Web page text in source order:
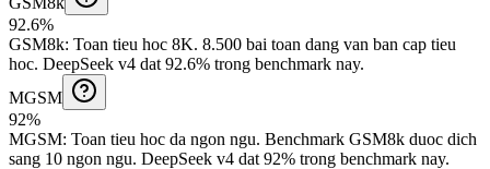
92.6%
GSM8k: Toan tieu hoc 8K. 8.500 bai toan dang van ban cap tieu
hoc. DeepSeek v4 dat 92.6% trong benchmark nay.
MGSM
92%
MGSM: Toan tieu hoc da ngon ngu. Benchmark GSM8k duoc dich
sang 10 ngon ngu. DeepSeek v4 dat 92% trong benchmark nay.